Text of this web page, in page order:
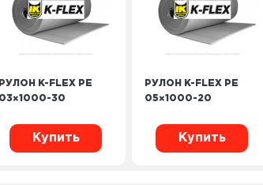
РУЛОН K-FLEX PE
03×1000-30
Купить
РУЛОН K-FLEX PE
05×1000-20
Купить